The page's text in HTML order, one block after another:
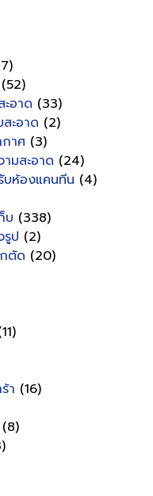
(52)
อาด (33)
ะอาด (2)
กาศ (3)
มสะอาด (24)
ห้องแคนทีน (4)
บ (338)
รูป (2)
ตัด (20)
า (16)
(8)